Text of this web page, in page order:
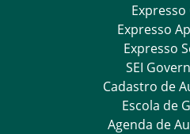
Expresso
Expresso
Expresso
SEI
Cadastro de
Escola de
Agenda de